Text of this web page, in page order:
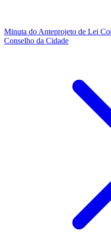
Minuta do Anteprojeto de Lei
Conselho da Cidade